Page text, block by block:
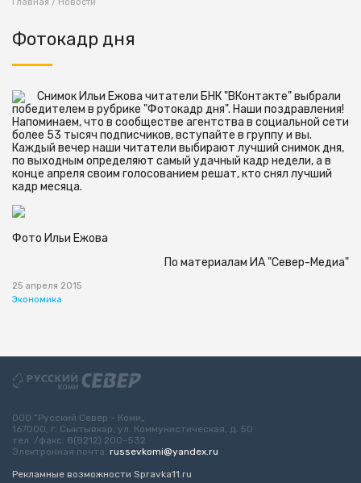
Фотокадр дня
Снимок Ильи Ежова читатели БНК "ВКонтакте" выбрали
победителем в рубрике "Фотокадр дня". Наши поздравления!
Напоминаем, что в сообществе агентства в социальной сети
более 53 тысяч подписчиков, вступайте в группу и вы.
Каждый вечер наши читатели выбирают лучший снимок дня,
по выходным определяют самый удачный кадр недели, а в
конце апреля своим голосованием решат, кто снял лучший
кадр месяца.
Фото Ильи Ежова
По материалам ИА "Север-Медиа"
25 апреля 2015
Экономика
ООО “Русский Север - Коми„
167000, г. Сыктывкар, ул. Коммунистическая, д. 50
тел. /факс: 8(8212) 200-532
Электронная почта: russevkomi@yandex.ru
Рекламные возможности Spravka11.ru